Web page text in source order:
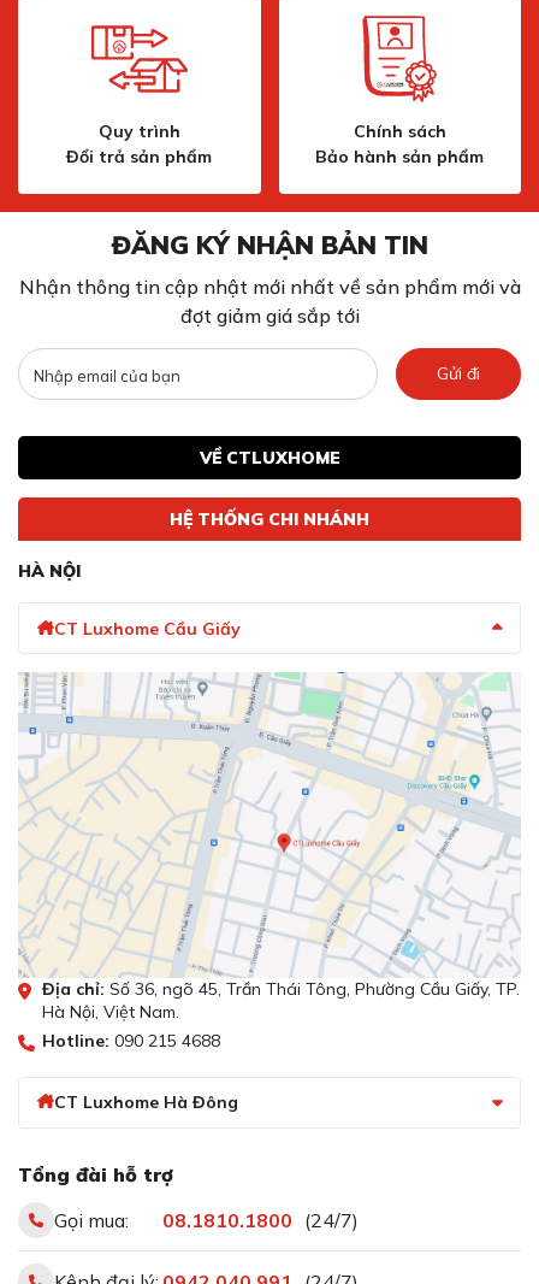
Quy trình
Đổi trả sản phẩm
Chính sách
Bảo hành sản phẩm
ĐĂNG KÝ NHẬN BẢN TIN
Nhận thông tin cập nhật mới nhất về sản phẩm mới và
đợt giảm giá sắp tới
Gửi đi
VỀ CTLUXHOME
HỆ THỐNG CHI NHÁNH
HÀ NỘI
CT Luxhome Cầu Giấy
Địa chỉ: Số 36, ngõ 45, Trần Thái Tông, Phường Cầu Giấy, TP.
Hà Nội, Việt Nam.
Hotline: 090 215 4688
CT Luxhome Hà Đông
Tổng đài hỗ trợ
Gọi mua:
08.1810.1800 (24/7)